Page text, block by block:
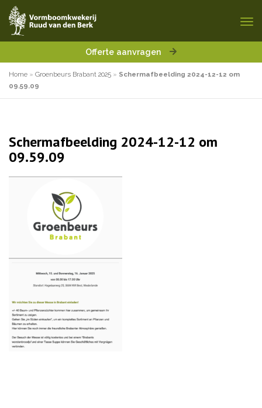
Offerte aanvragen
Home » Groenbeurs Brabant 2025 » Scherm­afbeelding 2024-12-12 om
09.59.09
Scherm­afbeelding 2024-12-12 om
09.59.09